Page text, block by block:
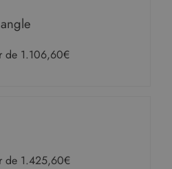
de 1.106,60€
de 1.425,60€